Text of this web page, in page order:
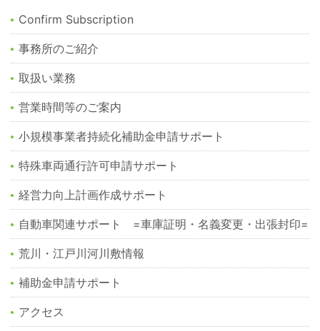
Confirm Subscription
事務所のご紹介
取扱い業務
営業時間等のご案内
小規模事業者持続化補助金申請サポート
特殊車両通行許可申請サポート
経営力向上計画作成サポート
自動車関連サポート =車庫証明・名義変更・出張封印=
荒川・江戸川河川敷情報
補助金申請サポート
アクセス